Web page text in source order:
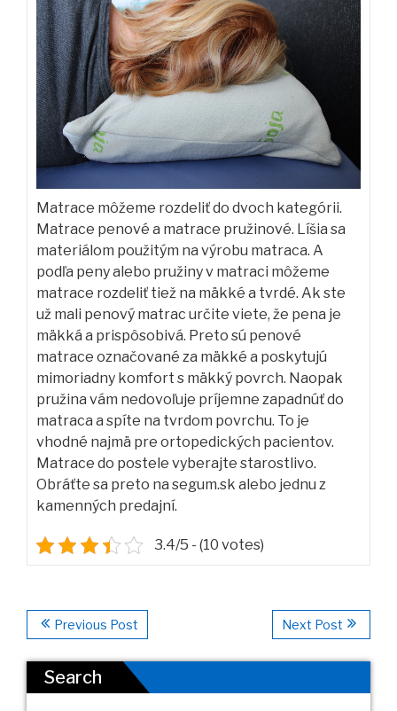
Matrace môžeme rozdeliť do dvoch kategórii.
Matrace penové a matrace pružinové. Líšia sa
materiálom použitým na výrobu matraca. A
podľa peny alebo pružiny v matraci môžeme
matrace rozdeliť tiež na mäkké a tvrdé. Ak ste
už mali penový matrac určite viete, že pena je
mäkká a prispôsobivá. Preto sú penové
matrace označované za mäkké a poskytujú
mimoriadny komfort s mäkký povrch. Naopak
pružina vám nedovoľuje príjemne zapadnúť do
matraca a spíte na tvrdom povrchu. To je
vhodné najmä pre ortopedických pacientov.
Matrace do postele vyberajte starostlivo.
Obráťte sa preto na segum.sk alebo jednu z
kamenných predajní.
3.4/5 - (10 votes)
Previous Post Next Post
Search